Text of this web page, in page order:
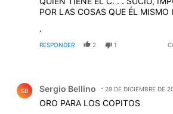
POR LAS COSAS QUE ÉL MISMO
.
RESPONDER 2 1
SB Sergio Bellino 29 DE DICIEMBRE DE
ORO PARA LOS COPITOS